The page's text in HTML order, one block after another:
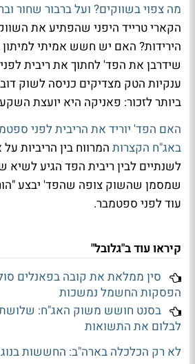
מה צפוי בשווקים? ועל ברבור שחור
הקארי טרייד היפני שהפתיע את
הירידות? האם יש חשש אמיתי
שידרבן את הפד' לחתוך את ריבית
ענקיות הטק מצדיקים כניסה לשוק
ביותר לזכור: פאניקה היא יועצת
האם הפד' יוריד את הריבית לפני
באג"ח הקצרות המרווח בין הריביות
לשנתיים לבין ריבית הפד הגיע
שמסמן שהשוק צופה שהפד' יבצע
עוד לפני ספטמבר.
קיראו עוד ב"גלובל"
סין ממלאת את קובה בפאנלים
הפסקות החשמל נמשכות
בסנט חושש משוק האג"ח: שלושת
לבלום את התשואות
לא רק הכלכלה בארה"ב: החששות